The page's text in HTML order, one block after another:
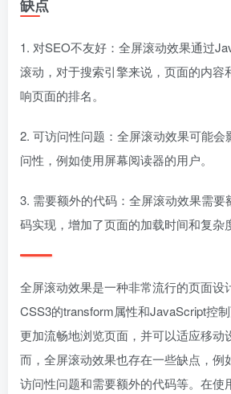
缺点
1. 对SEO不友好：全屏滚动效果通过
滚动，对于搜索引擎来说，页面的内容
响页面的排名。
2. 可访问性问题：全屏滚动效果可能会
问性，例如使用屏幕阅读器的用户。
3. 需要额外的代码：全屏滚动效果需要
码实现，增加了页面的加载时间和复杂
全屏滚动效果是一种非常流行的页面设
CSS3的transform属性和JavaScript控
更加流畅地浏览页面，并可以适应移动
而，全屏滚动效果也存在一些缺点，例
访问性问题和需要额外的代码等。在使